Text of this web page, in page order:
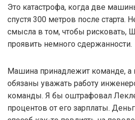
Это катастрофа, когда две
спустя 300 метров после старта.
смысла в том, чтобы рисковать,
проявить немного сдержанности.
Машина принадлежит команде, а
обязаны уважать работу
команды. Я бы оштрафовал
процентов от его зарплаты.